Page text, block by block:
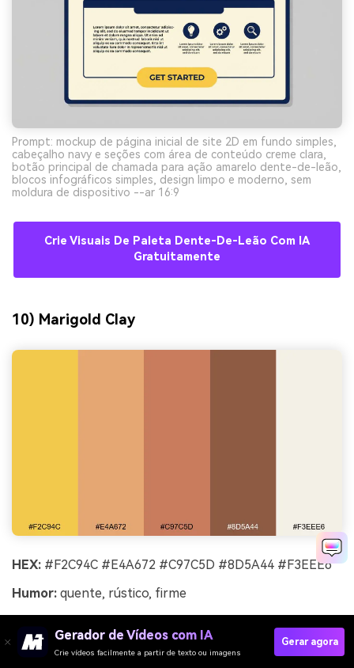
Prompt: mockup de página inicial de site 2D em fundo simples,
cabeçalho navy e seções com área de conteúdo creme clara,
botão principal de chamada para ação amarelo dente-de-leão,
blocos infográficos simples, design limpo e moderno, sem
moldura de dispositivo --ar 16:9
Crie Visuais De Paleta Dente-De-Leão Com IA
Gratuitamente
10) Marigold Clay
HEX: #F2C94C #E4A672 #C97C5D #8D5A44 #F3EEE6
Humor: quente, rústico, firme
embalagens artesanais
Gerador de Vídeos com IA
Crie vídeos facilmente a partir de texto ou imagens
Gerar agora